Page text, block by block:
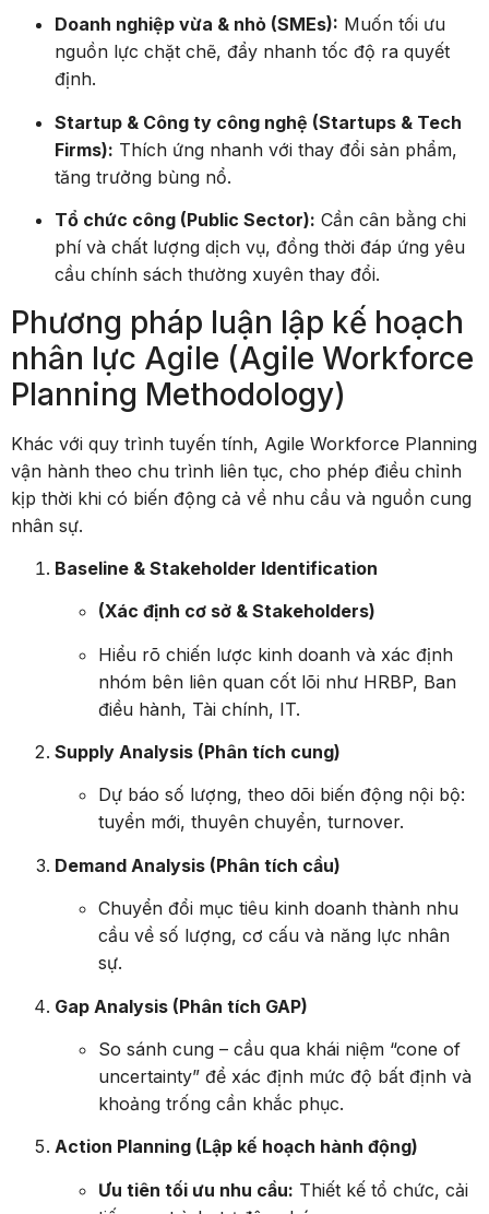
Doanh nghiệp vừa & nhỏ (SMEs): Muốn tối ưu
nguồn lực chặt chẽ, đẩy nhanh tốc độ ra quyết
định.
Startup & Công ty công nghệ (Startups & Tech
Firms): Thích ứng nhanh với thay đổi sản phẩm,
tăng trưởng bùng nổ.
Tổ chức công (Public Sector): Cần cân bằng chi
phí và chất lượng dịch vụ, đồng thời đáp ứng yêu
cầu chính sách thường xuyên thay đổi.
Phương pháp luận lập kế hoạch
nhân lực Agile (Agile Workforce
Planning Methodology)
Khác với quy trình tuyến tính, Agile Workforce Planning
vận hành theo chu trình liên tục, cho phép điều chỉnh
kịp thời khi có biến động cả về nhu cầu và nguồn cung
nhân sự.
Baseline & Stakeholder Identification
(Xác định cơ sở & Stakeholders)
Hiểu rõ chiến lược kinh doanh và xác định
nhóm bên liên quan cốt lõi như HRBP, Ban
điều hành, Tài chính, IT.
Supply Analysis (Phân tích cung)
Dự báo số lượng, theo dõi biến động nội bộ:
tuyển mới, thuyên chuyển, turnover.
Demand Analysis (Phân tích cầu)
Chuyển đổi mục tiêu kinh doanh thành nhu
cầu về số lượng, cơ cấu và năng lực nhân
sự.
Gap Analysis (Phân tích GAP)
So sánh cung – cầu qua khái niệm “cone of
uncertainty” để xác định mức độ bất định và
khoảng trống cần khắc phục.
Action Planning (Lập kế hoạch hành động)
Ưu tiên tối ưu nhu cầu: Thiết kế tổ chức, cải